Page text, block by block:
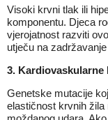
Visoki krvni tlak ili
komponentu. Djeca
vjerojatnost razviti
utječu na
3. Kardiovaskularne
Genetske mutacije
elastičnost krvnih